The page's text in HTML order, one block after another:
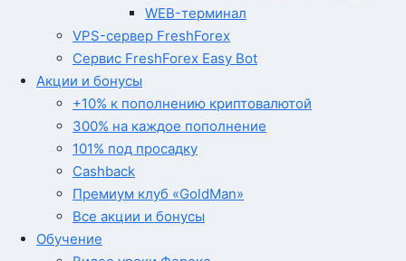
WEB-терминал
VPS-сервер FreshForex
Сервис FreshForex Easy Bot
Акции и бонусы
+10% к пополнению криптовалютой
300% на каждое пополнение
101% под просадку
Cashback
Премиум клуб «GoldMan»
Все акции и бонусы
Обучение